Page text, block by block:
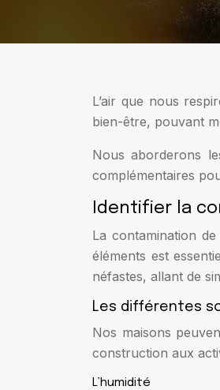
L’air que nous
bien-être, pouvant
Nous aborderons
complémentaires
Identifier la
La contamination
éléments est
néfastes, allant de
Les différentes
Nos maisons
construction aux
L’humidité